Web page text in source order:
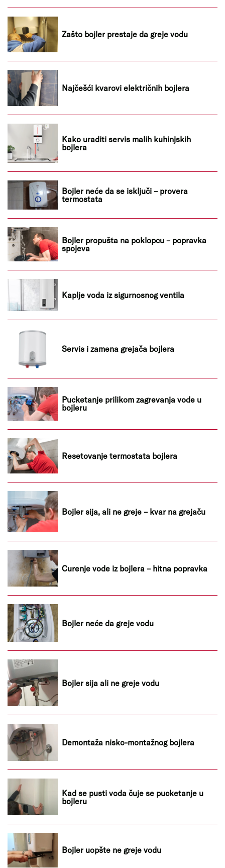
Zašto bojler prestaje da greje vodu
Najčešći kvarovi električnih bojlera
Kako uraditi servis malih kuhinjskih
bojlera
Bojler neće da se isključi – provera
termostata
Bojler propušta na poklopcu – popravka
spojeva
Kaplje voda iz sigurnosnog ventila
Servis i zamena grejača bojlera
Pucketanje prilikom zagrevanja vode u
bojleru
Resetovanje termostata bojlera
Bojler sija, ali ne greje – kvar na grejaču
Curenje vode iz bojlera – hitna popravka
Bojler neće da greje vodu
Bojler sija ali ne greje vodu
Demontaža nisko-montažnog bojlera
Kad se pusti voda čuje se pucketanje u
bojleru
Bojler uopšte ne greje vodu